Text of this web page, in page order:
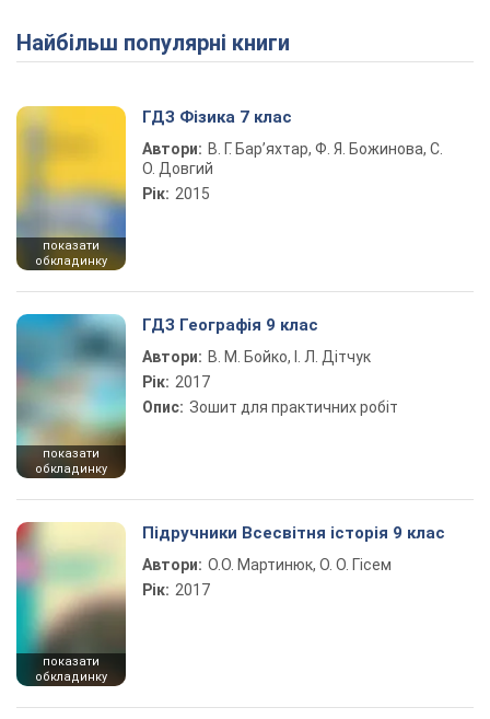
Найбільш популярні книги
показати
обкладинку
ГДЗ Фізика 7 клас
Автори: В. Г. Бар’яхтар, Ф. Я. Божинова, С.
О. Довгий
Рік: 2015
показати
обкладинку
ГДЗ Географія 9 клас
Автори: В. М. Бойко, І. Л. Дітчук
Рік: 2017
Опис: Зошит для практичних робіт
показати
обкладинку
Підручники Всесвітня історія 9 клас
Автори: О.О. Мартинюк, О. О. Гісем
Рік: 2017